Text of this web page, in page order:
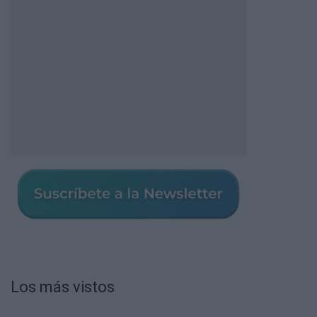
Los más vistos